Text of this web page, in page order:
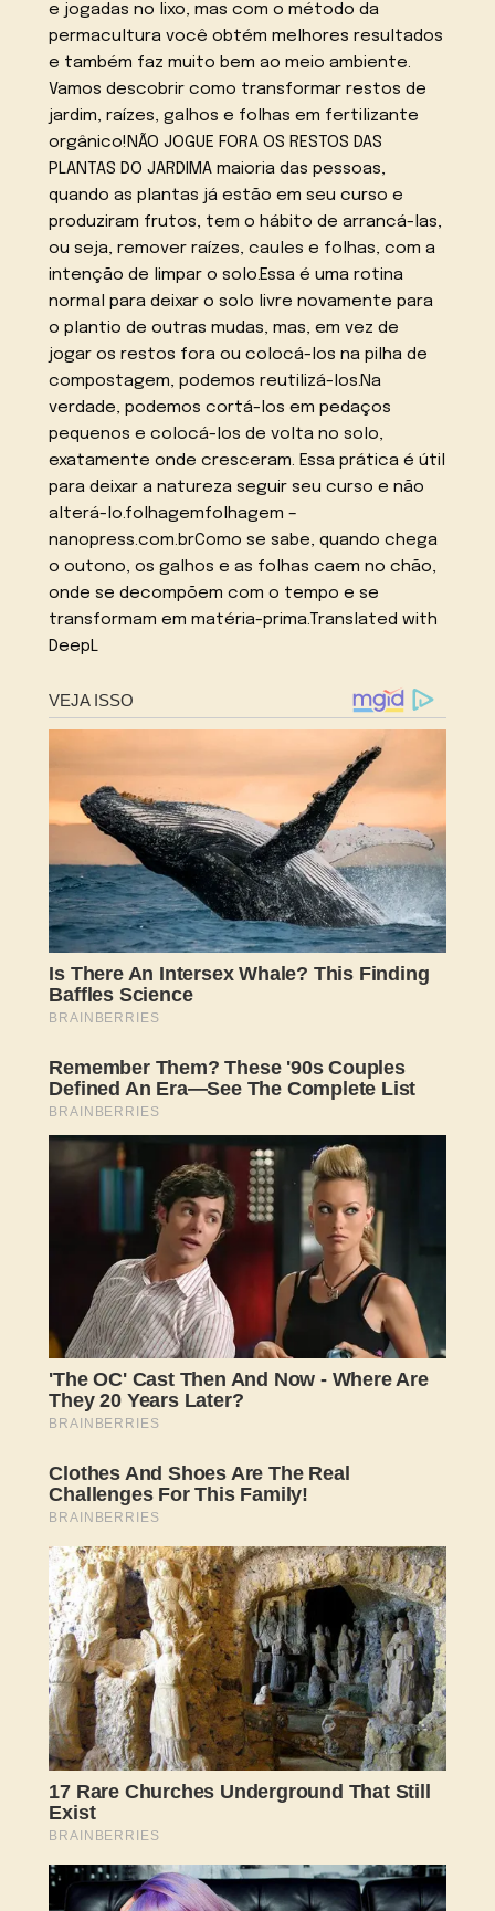
e jogadas no lixo, mas com o método da
permacultura você obtém melhores resultados
e também faz muito bem ao meio ambiente.
Vamos descobrir como transformar restos de
jardim, raízes, galhos e folhas em fertilizante
orgânico!NÃO JOGUE FORA OS RESTOS DAS
PLANTAS DO JARDIMA maioria das pessoas,
quando as plantas já estão em seu curso e
produziram frutos, tem o hábito de arrancá-las,
ou seja, remover raízes, caules e folhas, com a
intenção de limpar o solo.Essa é uma rotina
normal para deixar o solo livre novamente para
o plantio de outras mudas, mas, em vez de
jogar os restos fora ou colocá-los na pilha de
compostagem, podemos reutilizá-los.Na
verdade, podemos cortá-los em pedaços
pequenos e colocá-los de volta no solo,
exatamente onde cresceram. Essa prática é útil
para deixar a natureza seguir seu curso e não
alterá-lo.folhagemfolhagem –
nanopress.com.brComo se sabe, quando chega
o outono, os galhos e as folhas caem no chão,
onde se decompõem com o tempo e se
transformam em matéria-prima.Translated with
DeepL